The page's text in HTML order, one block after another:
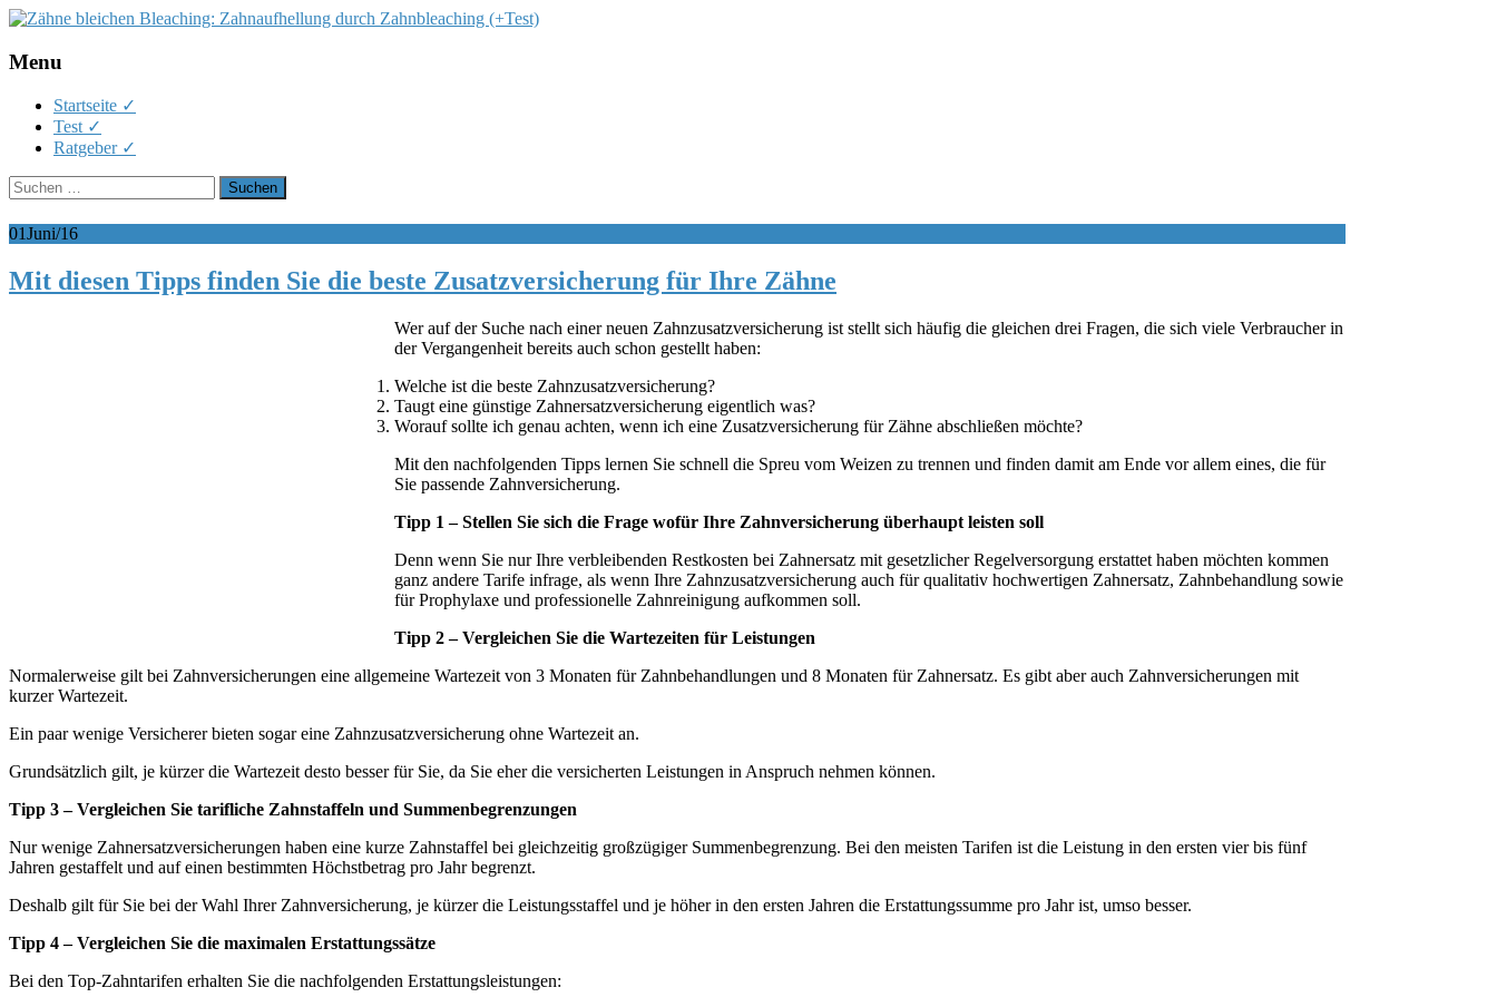
Menu
Skip
content
Startseite ✓
Test ✓
Ratgeber ✓
Suchen
nach:
01Juni/16
Mit diesen Tipps finden Sie die beste Zusatzversicherung für Ihre Zähne
Wer auf der Suche nach einer neuen Zahnzusatzversicherung ist stellt sich häufig die gleichen drei Fragen, die sich viele Verbraucher in
der Vergangenheit bereits auch schon gestellt haben:
Welche ist die beste Zahnzusatzversicherung?
Taugt eine günstige Zahnersatzversicherung eigentlich was?
Worauf sollte ich genau achten, wenn ich eine Zusatzversicherung für Zähne abschließen möchte?
Mit den nachfolgenden Tipps lernen Sie schnell die Spreu vom Weizen zu trennen und finden damit am Ende vor allem eines, die für
Sie passende Zahnversicherung.
Tipp 1 – Stellen Sie sich die Frage wofür Ihre Zahnversicherung überhaupt leisten soll
Denn wenn Sie nur Ihre verbleibenden Restkosten bei Zahnersatz mit gesetzlicher Regelversorgung erstattet haben möchten kommen
ganz andere Tarife infrage, als wenn Ihre Zahnzusatzversicherung auch für qualitativ hochwertigen Zahnersatz, Zahnbehandlung sowie
für Prophylaxe und professionelle Zahnreinigung aufkommen soll.
Tipp 2 – Vergleichen Sie die Wartezeiten für Leistungen
Normalerweise gilt bei Zahnversicherungen eine allgemeine Wartezeit von 3 Monaten für Zahnbehandlungen und 8 Monaten für Zahnersatz. Es gibt aber auch Zahnversicherungen mit
kurzer Wartezeit.
Ein paar wenige Versicherer bieten sogar eine Zahnzusatzversicherung ohne Wartezeit an.
Grundsätzlich gilt, je kürzer die Wartezeit desto besser für Sie, da Sie eher die versicherten Leistungen in Anspruch nehmen können.
Tipp 3 – Vergleichen Sie tarifliche Zahnstaffeln und Summenbegrenzungen
Nur wenige Zahnersatzversicherungen haben eine kurze Zahnstaffel bei gleichzeitig großzügiger Summenbegrenzung. Bei den meisten Tarifen ist die Leistung in den ersten vier bis fünf
Jahren gestaffelt und auf einen bestimmten Höchstbetrag pro Jahr begrenzt.
Deshalb gilt für Sie bei der Wahl Ihrer Zahnversicherung, je kürzer die Leistungsstaffel und je höher in den ersten Jahren die Erstattungssumme pro Jahr ist, umso besser.
Tipp 4 – Vergleichen Sie die maximalen Erstattungssätze
Bei den Top-Zahntarifen erhalten Sie die nachfolgenden Erstattungsleistungen: